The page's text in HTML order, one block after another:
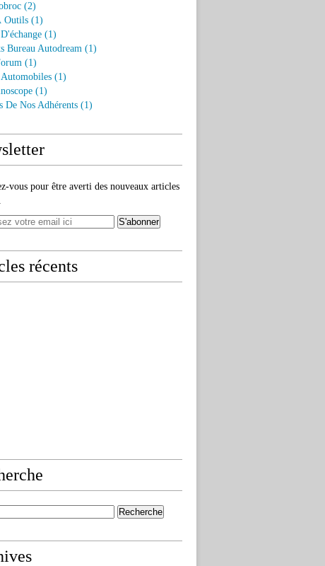
(2)
Outils (1)
(1)
Bureau Autodream (1)
(1)
Automobiles (1)
(1)
De Nos Adhérents (1)
vous pour être averti des nouveaux articles
récents